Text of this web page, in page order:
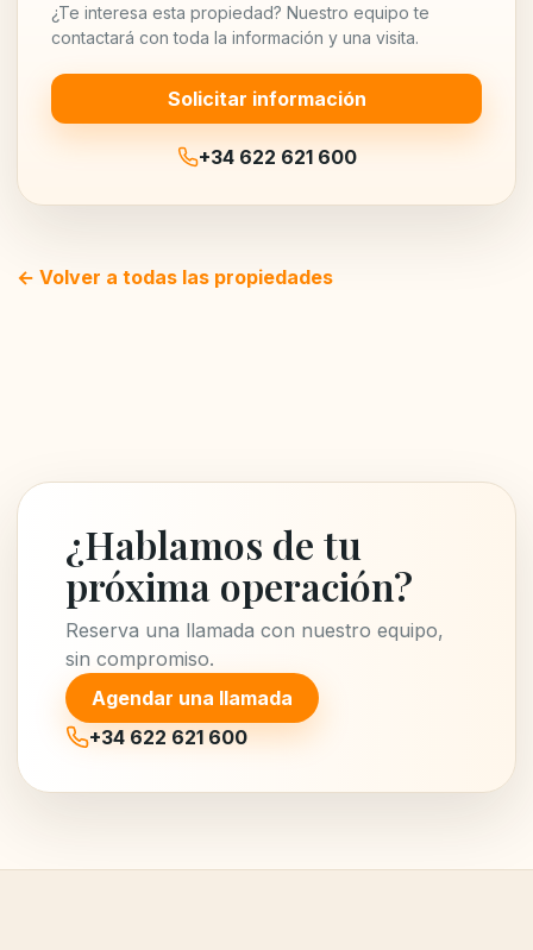
¿Te interesa esta propiedad? Nuestro equipo te
contactará con toda la información y una visita.
Solicitar información
+34 622 621 600
← Volver a todas las propiedades
¿Hablamos de tu
próxima operación?
Reserva una llamada con nuestro equipo,
sin compromiso.
Agendar una llamada
+34 622 621 600